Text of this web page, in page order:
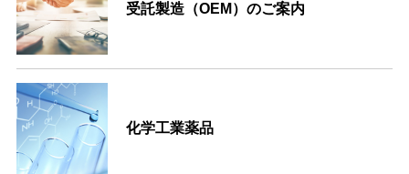
受託製造（OEM）のご案内
化学工業薬品